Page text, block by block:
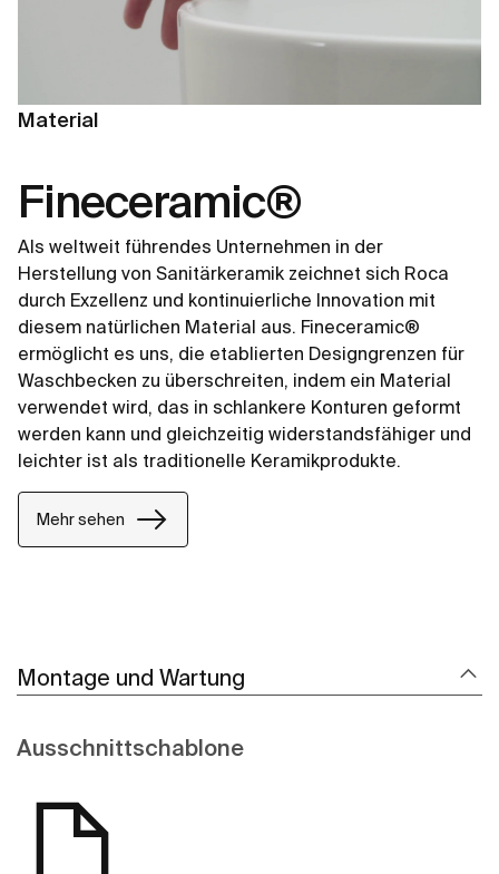
Material
Fineceramic®
Als weltweit führendes Unternehmen in der
Herstellung von Sanitärkeramik zeichnet sich Roca
durch Exzellenz und kontinuierliche Innovation mit
diesem natürlichen Material aus. Fineceramic®
ermöglicht es uns, die etablierten Designgrenzen für
Waschbecken zu überschreiten, indem ein Material
verwendet wird, das in schlankere Konturen geformt
werden kann und gleichzeitig widerstandsfähiger und
leichter ist als traditionelle Keramikprodukte.
Mehr sehen
Montage und Wartung
Ausschnittschablone